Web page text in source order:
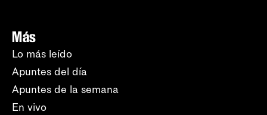
Más
Lo más leído
Apuntes del día
Apuntes de la semana
En vivo